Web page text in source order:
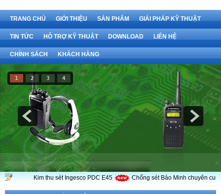
TRANG CHỦ GIỚI THIỆU SẢN PHẨM GIẢI PHÁP KỸ THUẬT
TIN TỨC HỖ TRỢ KỸ THUẬT DOWNLOAD LIÊN HỆ
CHÍNH SÁCH KHÁCH HÀNG
1 2 3 4
Kim thu sét Ingesco PDC E45 Chống sét Bảo Minh chuyên cung